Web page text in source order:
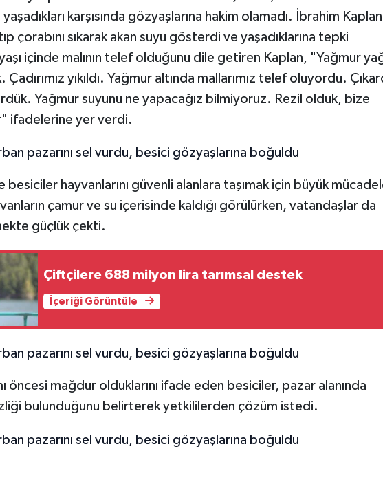
karşısında gözyaşlarına hakim olamadı. İbrahim
çorabını sıkarak akan suyu gösterdi ve yaşadıklarına tepki
içinde malının telef olduğunu dile getiren Kaplan, "Yağmur
yıkıldı. Yağmur altında mallarımız telef oluyordu.
Yağmur suyunu ne yapacağız bilmiyoruz. Rezil olduk, bize
ifadelerine yer verdi.
besiciler hayvanlarını güvenli alanlara taşımak için büyük
çamur ve su içerisinde kaldığı görülürken, vatandaşlar da
güçlük çekti.
Çiftçilere 688 milyon lira tarımsal destek
İçeriği Görüntüle
öncesi mağdur olduklarını ifade eden besiciler, pazar alanında
bulunduğunu belirterek yetkililerden çözüm istedi.